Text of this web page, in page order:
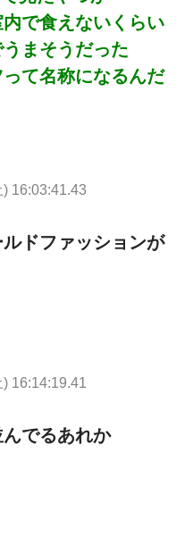
で食えないくらい
まそうだった
て名称になるんだ
16:03:41.43
ドファッションが
16:14:19.41
でるあれか